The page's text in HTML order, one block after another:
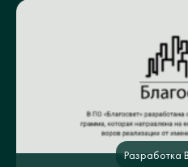
Разработка